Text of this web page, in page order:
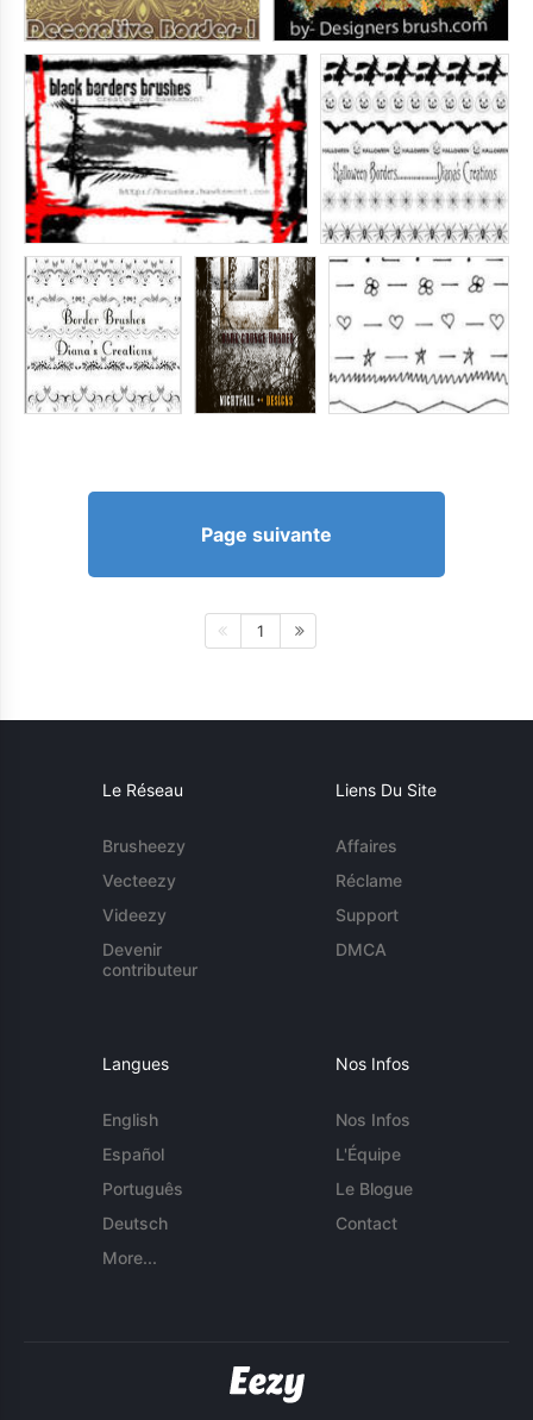
Page suivante
1
Le Réseau
Brusheezy
Vecteezy
Videezy
Devenir
contributeur
Liens Du Site
Affaires
Réclame
Support
DMCA
Langues
English
Español
Português
Deutsch
More...
Nos Infos
Nos Infos
L'Équipe
Le Blogue
Contact